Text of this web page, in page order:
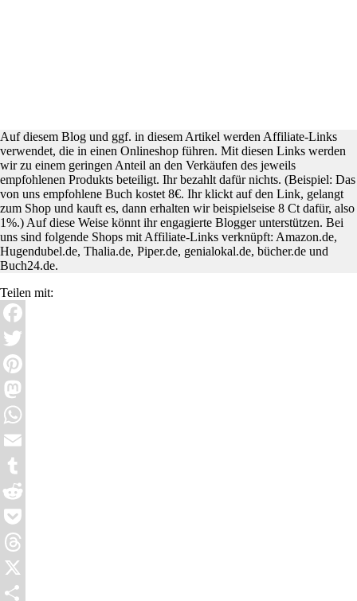
Auf diesem Blog und ggf. in diesem Artikel werden Affiliate-Links
verwendet, die in einen Onlineshop führen. Mit diesen Links werden
wir zu einem geringen Anteil an den Verkäufen des jeweils
empfohlenen Produkts beteiligt. Ihr bezahlt dafür nichts. (Beispiel: Das
von uns empfohlene Buch kostet 8€. Ihr klickt auf den Link, gelangt
zum Shop und kauft es, dann erhalten wir beispielseise 8 Ct dafür, also
1%.) Auf diese Weise könnt ihr engagierte Blogger unterstützen. Bei
uns sind folgende Shops mit Affiliate-Links verknüpft: Amazon.de,
Hugendubel.de, Thalia.de, Piper.de, genialokal.de, bücher.de und
Buch24.de.
Teilen mit:
Facebook
Twitter
Pinterest
Mastodon
WhatsApp
Email
Tumblr
Reddit
Pocket
Threads
X